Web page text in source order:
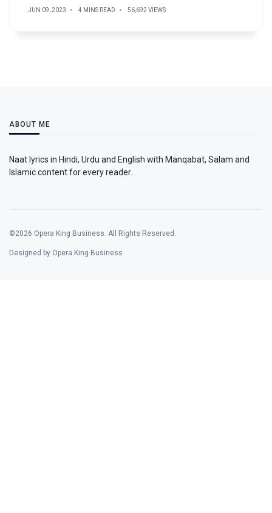
JUN 09, 2023 4 MINS READ 56,692 VIEWS
ABOUT ME
Naat lyrics in Hindi, Urdu and English with Manqabat, Salam and
Islamic content for every reader.
©2026 Opera King Business. All Rights Reserved.
Designed by Opera King Business